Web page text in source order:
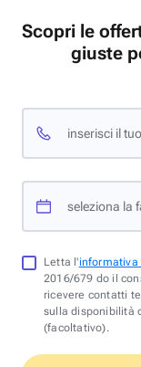
Scopri le
giuste
inserisci il
seleziona la
Letta l'informativa
2016/679 do il
ricevere contatti
sulla disponibilità
(facoltativo).